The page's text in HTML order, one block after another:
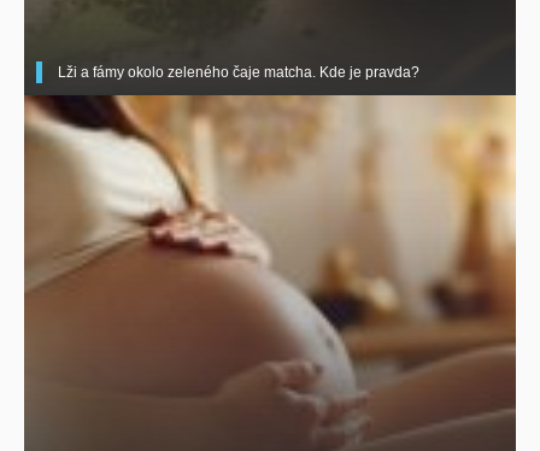
Lži a fámy okolo zeleného čaje matcha. Kde je pravda?